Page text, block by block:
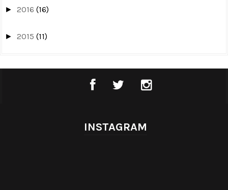
► 2016 (16)
► 2015 (11)
INSTAGRAM